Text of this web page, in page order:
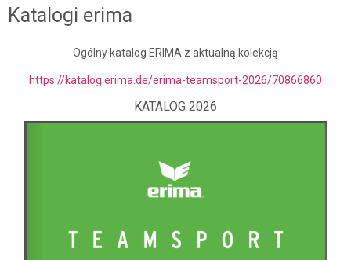
Katalogi erima
Ogólny katalog ERIMA z aktualną kolekcją
https://katalog.erima.de/erima-teamsport-2026/70866860
KATALOG 2026